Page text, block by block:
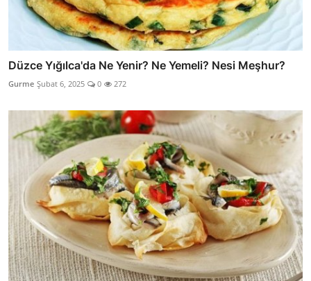
Düzce Yığılca'da Ne Yenir? Ne Yemeli? Nesi Meşhur?
Gurme Şubat 6, 2025 0 272